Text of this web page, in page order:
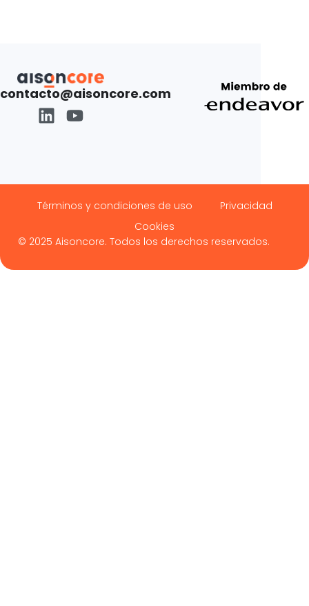
contacto@aisoncore.com
© 2025 Aisoncore. Todos los derechos reservados.
Términos y condiciones de uso
Privacidad
Cookies